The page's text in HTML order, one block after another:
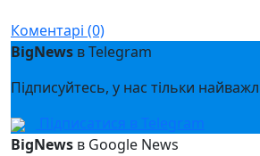
Коментарі (0)
BigNews в Telegram
Підписуйтесь, у нас тільки
Підписатися в Telegram
BigNews в Google News